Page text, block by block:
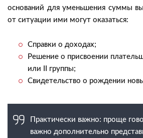
оснований для уменьшения суммы
от ситуации ими могут оказаться:
Справки о доходах;
Решение о присвоении
или II группы;
Свидетельство о рождении
Практически важно: проще
важно дополнительно